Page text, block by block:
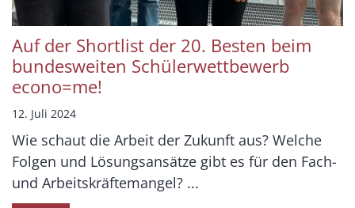
Auf der Shortlist der 20. Besten beim
bundesweiten Schülerwettbewerb
econo=me!
12. Juli 2024
Wie schaut die Arbeit der Zukunft aus? Welche
Folgen und Lösungsansätze gibt es für den Fach-
und Arbeitskräftemangel? ...